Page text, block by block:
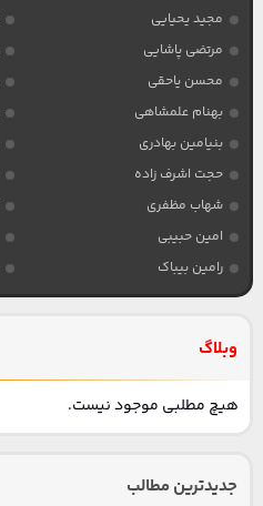
مجید یحیایی
مرتضی پاشایی
محسن یاحقی
بهنام علمشاهی
بنیامین بهادری
حجت اشرف زاده
شهاب مظفری
امین حبیبی
رامین بیباک
وبلاگ
هیچ مطلبی موجود نیست.
جدیدترین مطالب